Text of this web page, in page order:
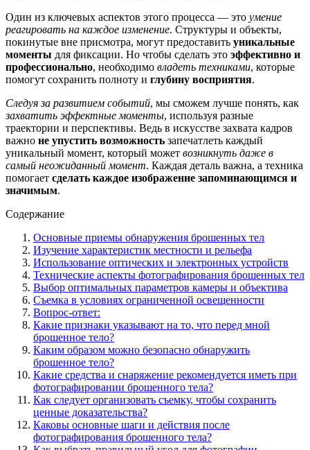
Один из ключевых аспектов этого процесса — это умение
реагировать на каждое изменение. Структуры и объекты,
покинутые вне присмотра, могут предоставить уникальные
моменты для фиксации. Но чтобы сделать это эффективно и
профессионально, необходимо владеть техниками, которые
помогут сохранить полноту и глубину восприятия.
Следуя за развитием событий, мы сможем лучше понять, как
захватить эффектные моменты, используя разные
траектории и перспективы. Ведь в искусстве захвата кадров
важно не упустить возможность запечатлеть каждый
уникальный момент, который может возникнуть даже в
самый неожиданный момент. Каждая деталь важна, а техника
помогает сделать каждое изображение запоминающимся и
значимым.
Содержание
Основные приемы обнаружения брошенных тел
Изучение характеристик местности и рельефа
Использование оптических и электронных устройств
Технические аспекты фотографирования брошенных тел
Выбор оптимальных параметров камеры и объектива
Съемка в условиях ограниченной освещенности
Вопрос-ответ:
Какие признаки указывают на то, что перед мной
брошенное тело?
Каким образом можно безопасно обнаружить
брошенное тело?
Какие средства и снаряжение рекомендуется иметь при
фотографировании брошенного тела?
Как следует организовать съемку, чтобы сохранить
ценные доказательства?
Каковы основные шаги и действия после
фотографирования брошенного тела?